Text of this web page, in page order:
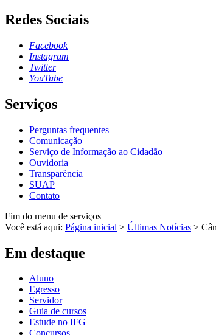
Redes Sociais
Facebook
Instagram
Twitter
YouTube
Serviços
Perguntas frequentes
Comunicação
Serviço de Informação ao Cidadão
Ouvidoria
Transparência
SUAP
Contato
Fim do menu de serviços
Você está aqui: Página inicial > Últimas Notícias >
Em destaque
Aluno
Egresso
Servidor
Guia de cursos
Estude no IFG